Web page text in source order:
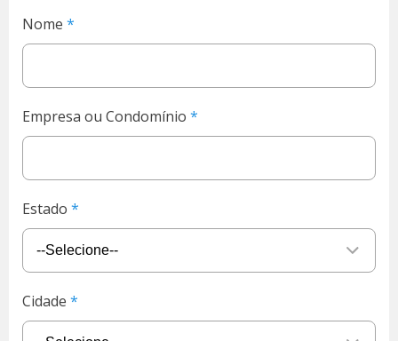
Nome
Empresa ou Condomínio
Estado
Cidade